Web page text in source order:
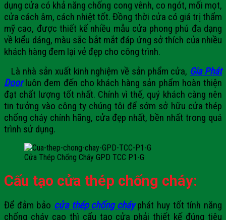
dụng cửa có khả năng chống cong vênh, co ngót, mối mọt,
cửa cách âm, cách nhiệt tốt. Đồng thời cửa có giá trị thẩm
mỹ cao, được thiết kế nhiều mẫu cửa phong phú đa dạng
về kiểu dáng, màu sắc bắt mắt đáp ứng sở thích của nhiều
khách hàng đem lại vẻ đẹp cho công trình.
Là nhà sản xuất kinh nghiệm về sản phẩm cửa, Gia Phát
Doorluôn đem đến cho khách hàng sản phẩm hoàn thiện
đạt chất lượng tốt nhất. Chính vì thế, quý khách càng nên
tin tưởng vào công ty chúng tôi để sớm sở hữu cửa thép
chống cháy chính hãng, cửa đẹp nhất, bền nhất trong quá
trình sử dụng.
Cửa Thép Chống Cháy GPD TCC P1-G
Cấu tạo cửa thép chống cháy:
Để đảm bảo cửa thép chống cháyphát huy tốt tính năng
chống cháy cao thì cấu tạo cửa phải thiết kế đúng tiêu